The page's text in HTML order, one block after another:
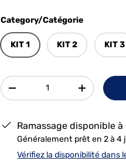
Category/Catégorie
KIT 1 KIT 2 KIT 3
Qté
-
+
Ramassage disponible à
Généralement prêt en 2 à 4
Vérifiez la disponibilité dans